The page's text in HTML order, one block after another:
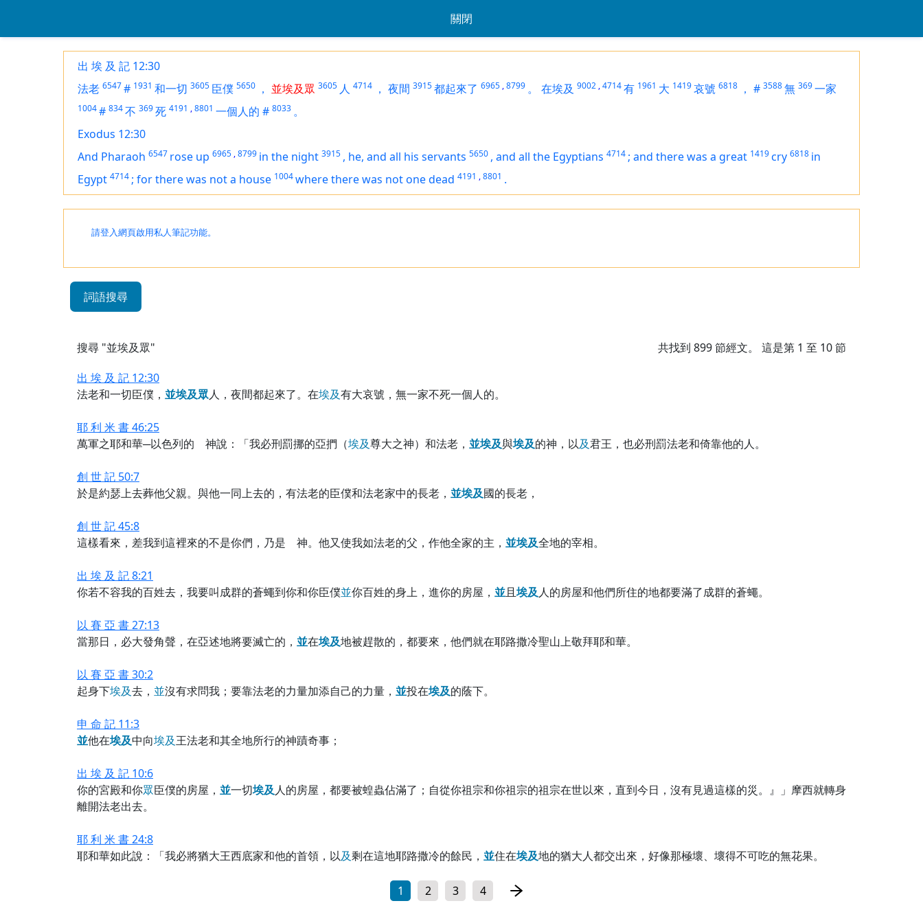
關閉
出 埃 及 記 12:30
法老 6547# 1931 和一切 3605 臣僕 5650 ， 並埃及眾 3605 人 4714 ， 夜間 3915都起來了 6965 ,8799 。 在埃及 9002 ,4714有 1961 大 1419哀號 6818 ， # 3588無 369一家
1004# 834不 369死 4191 ,8801 一個人的 # 8033 。
Exodus 12:30
And Pharaoh 6547 rose up 6965 ,8799 in the night 3915 , he, and all his servants 5650 , and all the Egyptians 4714 ; and there was a great 1419cry 6818 in
Egypt 4714 ; forthere was not a house 1004wherethere was not one dead 4191 ,8801 .
請登入網頁啟用私人筆記功能。
詞語搜尋
搜尋 "並埃及眾" 共找到 899節經文。 這是第 1 至 10 節
出 埃 及 記 12:30
法老和一切臣僕， 並埃及眾人，夜間都起來了。在埃及有大哀號，無一家不死一個人的。
耶 利 米 書 46:25
萬軍之耶和華─以色列的 神說：「我必刑罰挪的亞捫（埃及尊大之神）和法老， 並埃及與埃及的神，以及君王，也必刑罰法老和倚靠他的人。
創 世 記 50:7
於是約瑟上去葬他父親。與他一同上去的，有法老的臣僕和法老家中的長老， 並埃及國的長老，
創 世 記 45:8
這樣看來，差我到這裡來的不是你們，乃是 神。他又使我如法老的父，作他全家的主， 並埃及全地的宰相。
出 埃 及 記 8:21
你若不容我的百姓去，我要叫成群的蒼蠅到你和你臣僕並你百姓的身上，進你的房屋， 並且埃及人的房屋和他們所住的地都要滿了成群的蒼蠅。
以 賽 亞 書 27:13
當那日，必大發角聲，在亞述地將要滅亡的， 並在埃及地被趕散的，都要來，他們就在耶路撒冷聖山上敬拜耶和華。
以 賽 亞 書 30:2
起身下埃及去， 並沒有求問我；要靠法老的力量加添自己的力量， 並投在埃及的蔭下。
申 命 記 11:3
並他在埃及中向埃及王法老和其全地所行的神蹟奇事；
出 埃 及 記 10:6
你的宮殿和你眾臣僕的房屋， 並一切埃及人的房屋，都要被蝗蟲佔滿了；自從你祖宗和你祖宗的祖宗在世以來，直到今日，沒有見過這樣的災。』」摩西就轉身
離開法老出去。
耶 利 米 書 24:8
耶和華如此說：「我必將猶大王西底家和他的首領，以及剩在這地耶路撒冷的餘民， 並住在埃及地的猶大人都交出來，好像那極壞、壞得不可吃的無花果。
1 2 3 4